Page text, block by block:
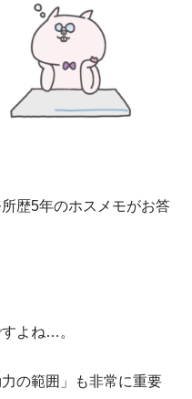
歴5年のホスメモがお答
よね…。
の範囲」も非常に重要